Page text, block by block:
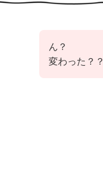
ん？
変わった？？